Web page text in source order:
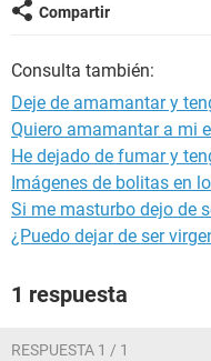
Compartir
Consulta también:
Deje de amamantar y
Quiero amamantar a mi
He dejado de fumar y
Imágenes de bolitas en
Si me masturbo dejo de
¿Puedo dejar de ser
1 respuesta
RESPUESTA 1 / 1